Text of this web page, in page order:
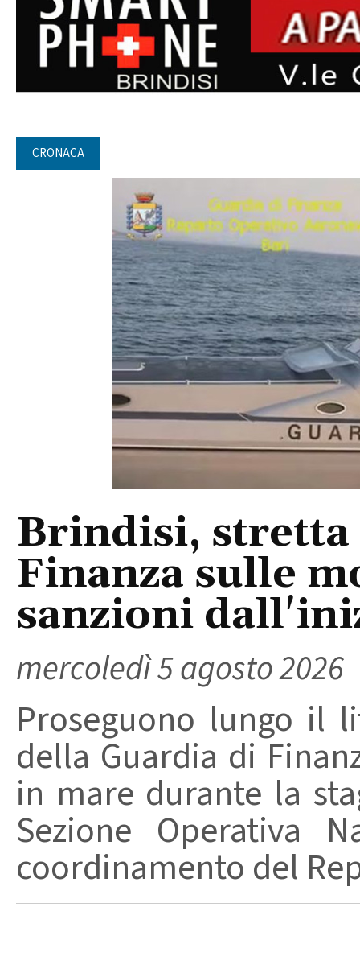
CRONACA
Brindisi, stretta
Finanza sulle
sanzioni
mercoledì 5 agosto 2026
Proseguono lungo il
della Guardia di
in mare durante la
Sezione Operativa
coordinamento del